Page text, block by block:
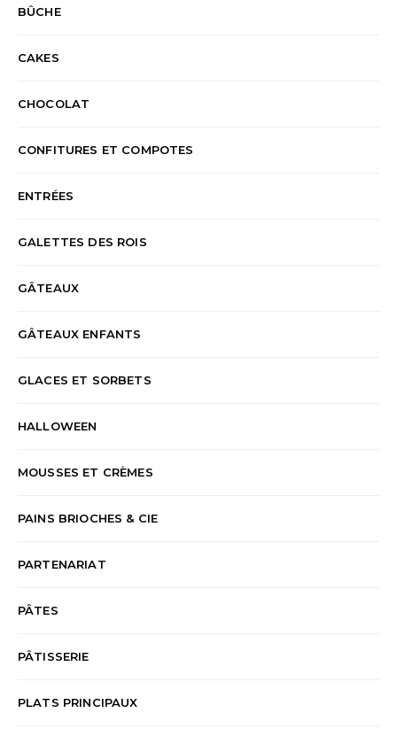
BÛCHE
CAKES
CHOCOLAT
CONFITURES ET COMPOTES
ENTRÉES
GALETTES DES ROIS
GÂTEAUX
GÂTEAUX ENFANTS
GLACES ET SORBETS
HALLOWEEN
MOUSSES ET CRÈMES
PAINS BRIOCHES & CIE
PARTENARIAT
PÂTES
PÂTISSERIE
PLATS PRINCIPAUX